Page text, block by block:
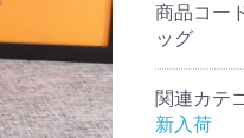
商品コー
ッグ
関連カテ
新入荷